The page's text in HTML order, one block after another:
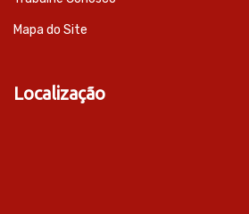
Mapa do Site
Localização